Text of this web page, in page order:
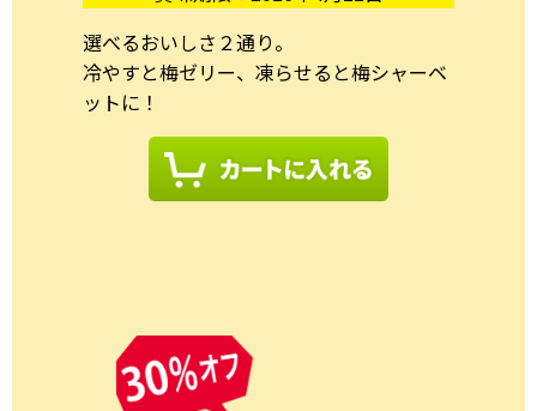
選べるおいしさ２通り。
冷やすと梅ゼリー、凍らせると梅シャーベ
ットに！